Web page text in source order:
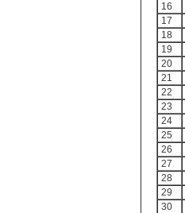
16
17
18
19
20
21
22
23
24
25
26
27
28
29
30